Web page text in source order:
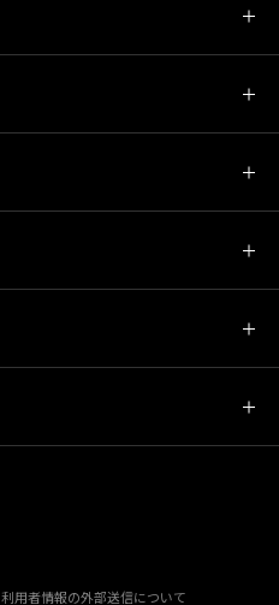
利用者情報の外部送信について